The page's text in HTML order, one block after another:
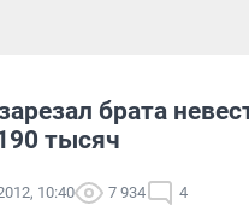
брата
тысяч
10:40 7 934 4